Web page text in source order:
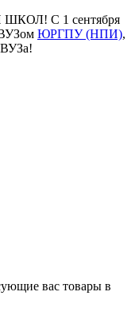
С 1 сентября
ЮРГПУ (НПИ),
ВУЗа!
вас товары в